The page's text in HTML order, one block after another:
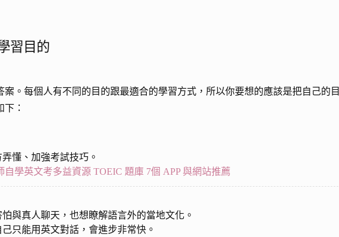
習目的
。每個人有不同的目的跟最適合的學習方式，所以你要想的應該是把自己的目
：
懂、加強考試技巧。
自學英文考多益資源 TOEIC 題庫 7個 APP 與網站推薦
與真人聊天，也想瞭解語言外的當地文化。
只能用英文對話，會進步非常快。